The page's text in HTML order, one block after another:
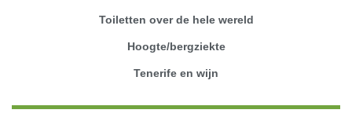
Toiletten over de hele wereld
Hoogte/bergziekte
Tenerife en wijn